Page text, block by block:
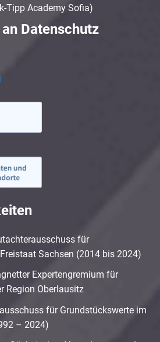
Tipp Academy Sofia)
Datenschutz
für
Sachsen (2014 bis 2024)
Expertengremium für
Region Oberlausitz
für Grundstückswerte im
– 2024)